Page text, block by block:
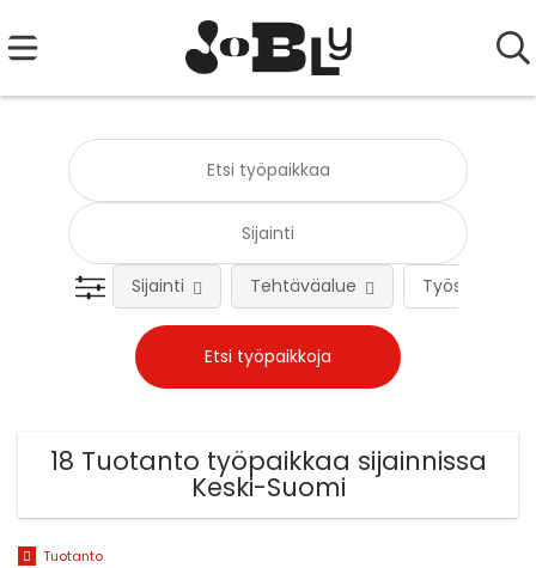
Työsuhteen
Sijainti Tehtäväalue
18 Tuotanto työpaikkaa sijainnissa
Keski-Suomi
Tuotanto